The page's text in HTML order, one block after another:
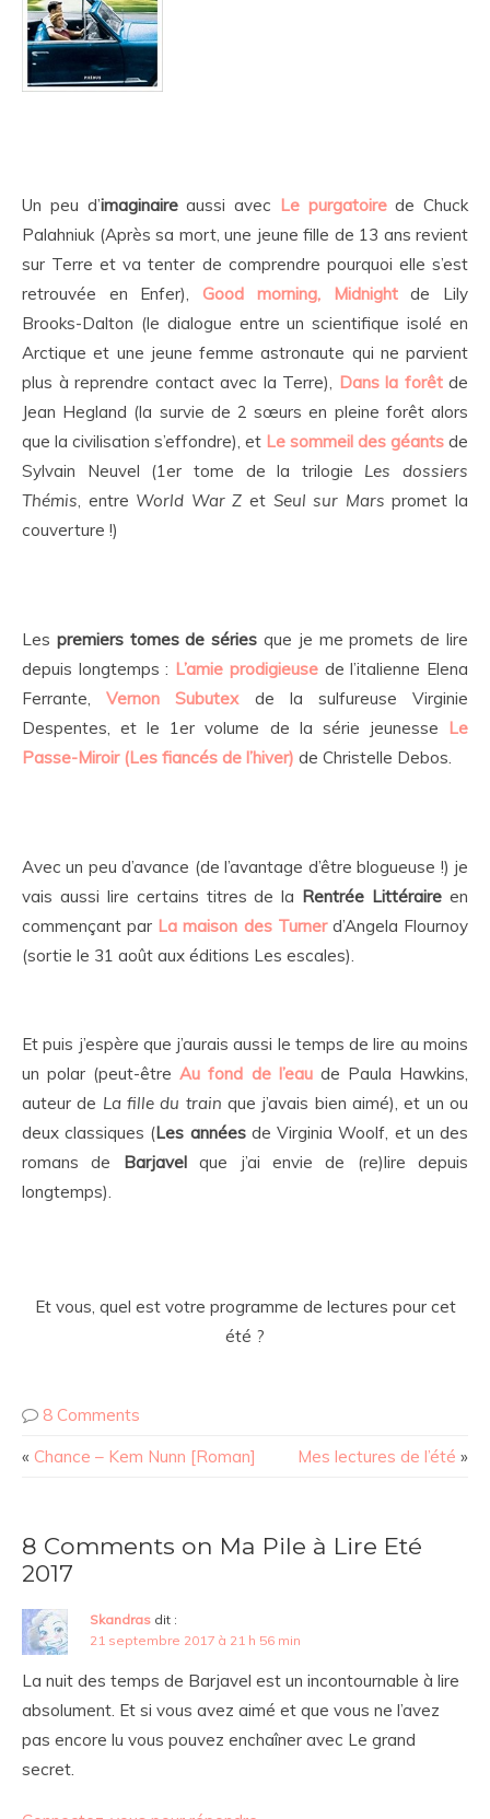
Un peu d’imaginaireaussi avec Le purgatoirede Chuck
Palahniuk (Après sa mort, une jeune fille de 13 ans revient
sur Terre et va tenter de comprendre pourquoi elle s’est
retrouvée en Enfer), Good morning, Midnightde Lily
Brooks-Dalton (le dialogue entre un scientifique isolé en
Arctique et une jeune femme astronaute qui ne parvient
plus à reprendre contact avec la Terre), Dans la forêtde
Jean Hegland (la survie de 2 sœurs en pleine forêt alors
que la civilisation s’effondre), et Le sommeil des géants de
Sylvain Neuvel (1er tome de la trilogie Les dossiers
Thémis, entre World War Z et Seul sur Mars promet la
couverture !)
Les premiers tomes de sériesque je me promets de lire
depuis longtemps : L’amie prodigieusede l’italienne Elena
Ferrante,Vernon Subutexde la sulfureuse Virginie
Despentes, et le 1er volume de la série jeunesse Le
Passe-Miroir (Les fiancés de l’hiver) de Christelle Debos.
Avec un peu d’avance (de l’avantage d’être blogueuse !) je
vais aussi lire certains titres de la Rentrée Littéraire en
commençant par La maison des Turnerd’Angela Flournoy
(sortie le 31 août aux éditions Les escales).
Et puis j’espère que j’aurais aussi le temps de lire au moins
un polar (peut-êtreAu fond de l’eaude Paula Hawkins,
auteur de La fille du train que j’avais bien aimé), et un ou
deux classiques (Les annéesde Virginia Woolf, et un des
romans de Barjavelque j’ai envie de (re)lire depuis
longtemps).
Et vous, quel est votre programme de lectures pour cet
été ?
8 Comments
« Chance – Kem Nunn [Roman] Mes lectures de l’été »
8 Comments on Ma Pile à Lire Eté
2017
Skandras dit :
21 septembre 2017 à 21 h 56 min
La nuit des temps de Barjavel est un incontournable à lire
absolument. Et si vous avez aimé et que vous ne l’avez
pas encore lu vous pouvez enchaîner avec Le grand
secret.